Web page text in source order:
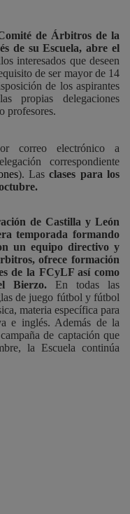
de Árbitros de la
de su Escuela, abre el
interesados que deseen
de ser mayor de 14
de los aspirantes
propias delegaciones
profesores.
correo electrónico a
correspondiente
). Lasclases para los
de Castilla y León
temporada formando
un equipo directivo y
ofrece formación
de la FCyLF así como
Bierzo. En todas las
de juego fútbol y fútbol
materia específica para
e inglés. Además de la
de captación que
la Escuela continúa